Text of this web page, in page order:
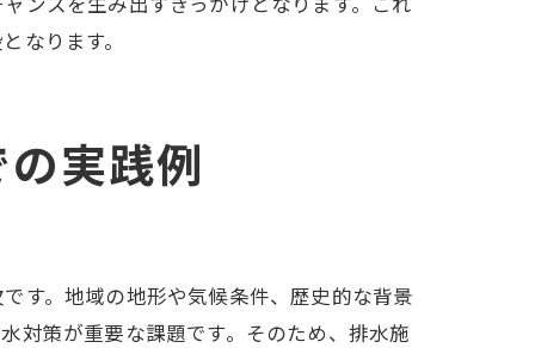
なります。
実践例
す。地域の地形や気候条件、歴史的な背景
対策が重要な課題です。そのため、排水施